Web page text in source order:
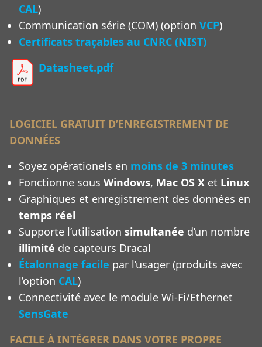
CAL)
Communication série (COM) (option VCP)
Certificats traçables au CNRC (NIST)
Datasheet.pdf
LOGICIEL GRATUIT D’ENREGISTREMENT DE
DONNÉES
Soyez opérationels en moins de 3 minutes
Fonctionne sous Windows, Mac OS X et Linux
Graphiques et enregistrement des données en
temps réel
Supporte l’utilisation simultanée d’un nombre
illimité de capteurs Dracal
Étalonnage facile par l’usager (produits avec
l’option CAL)
Connectivité avec le module Wi-Fi/Ethernet
SensGate
FACILE À INTÉGRER DANS VOTRE PROPRE